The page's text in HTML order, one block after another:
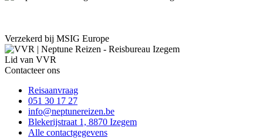
Verzekerd bij MSIG Europe
Lid van VVR
Contacteer ons
Reisaanvraag
051 30 17 27
info@neptunereizen.be
Blekerijstraat 1, 8870 Izegem
Alle contactgegevens